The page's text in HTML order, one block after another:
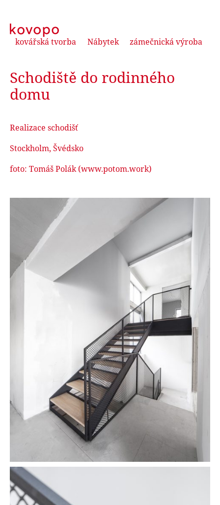
kovářská tvorba Nábytek zámečnická výroba
Schodiště do rodinného
domu
Realizace schodišť
Stockholm, Švédsko
foto: Tomáš Polák (www.potom.work)